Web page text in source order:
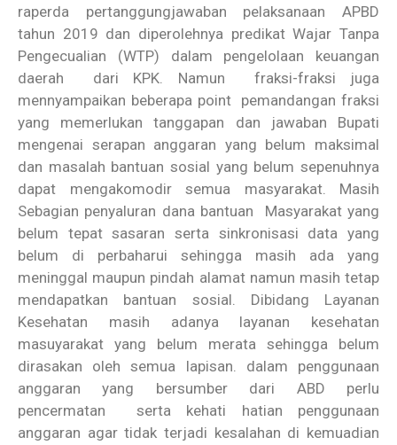
raperda pertanggungjawaban pelaksanaan APBD
tahun 2019 dan diperolehnya predikat Wajar Tanpa
Pengecualian (WTP) dalam pengelolaan keuangan
daerah dari KPK. Namun fraksi-fraksi juga
mennyampaikan beberapa point pemandangan fraksi
yang memerlukan tanggapan dan jawaban Bupati
mengenai serapan anggaran yang belum maksimal
dan masalah bantuan sosial yang belum sepenuhnya
dapat mengakomodir semua masyarakat. Masih
Sebagian penyaluran dana bantuan Masyarakat yang
belum tepat sasaran serta sinkronisasi data yang
belum di perbaharui sehingga masih ada yang
meninggal maupun pindah alamat namun masih tetap
mendapatkan bantuan sosial. Dibidang Layanan
Kesehatan masih adanya layanan kesehatan
masuyarakat yang belum merata sehingga belum
dirasakan oleh semua lapisan. dalam penggunaan
anggaran yang bersumber dari ABD perlu
pencermatan serta kehati hatian penggunaan
anggaran agar tidak terjadi kesalahan di kemuadian